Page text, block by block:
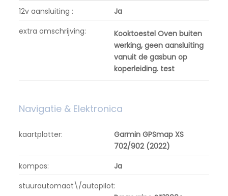
12v aansluiting :
Ja
extra omschrijving:
Kooktoestel Oven buiten
werking, geen aansluiting
vanuit de gasbun op
koperleiding. test
Navigatie & Elektronica
kaartplotter:
Garmin GPSmap XS
702/902 (2022)
kompas:
Ja
stuurautomaat\/autopilot: